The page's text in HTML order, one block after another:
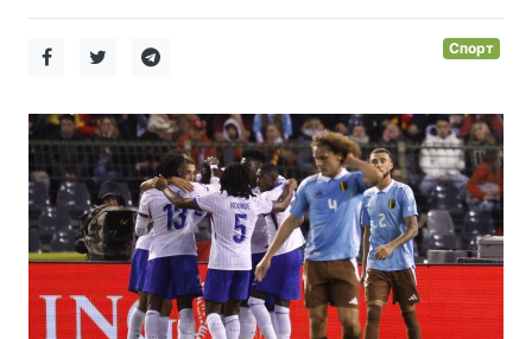
Спорт